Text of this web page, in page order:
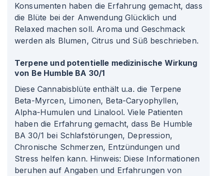
Konsumenten haben die Erfahrung gemacht, dass
die Blüte bei der Anwendung Glücklich und
Relaxed machen soll. Aroma und Geschmack
werden als Blumen, Citrus und Süß beschrieben.
Terpene und potentielle medizinische Wirkung
von Be Humble BA 30/1
Diese Cannabisblüte enthält u.a. die Terpene
Beta-Myrcen, Limonen, Beta-Caryophyllen,
Alpha-Humulen und Linalool. Viele Patienten
haben die Erfahrung gemacht, dass Be Humble
BA 30/1 bei Schlafstörungen, Depression,
Chronische Schmerzen, Entzündungen und
Stress helfen kann. Hinweis: Diese Informationen
beruhen auf Angaben und Erfahrungen von